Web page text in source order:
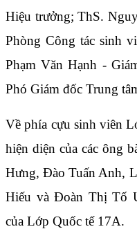
Hiệu trưởng; ThS.
Phòng Công tác sinh
Phạm Văn Hạnh -
Phó Giám đốc Trung
Về phía cựu sinh viên
hiện diện của các ông
Hưng, Đào Tuấn Anh,
Hiếu và Đoàn Thị Tố
của Lớp Quốc tế 17A.